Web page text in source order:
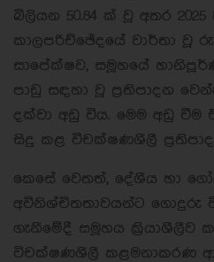
බිලියන 50.84 ක් වූ අතර
කාලපරිච්ඡේදයේ වාර්තා වූ
සාපේක්ෂව, සමූහයේ
පාඩු සඳහා වූ ප්‍රතිපාදන
දක්වා අඩු විය. මෙම අඩු වීම
සිදු කළ විචක්ෂණශීලී
කෙසේ වෙතත්, දේශීය හා
අවිනිශ්චිතතාවයන්ට ගොදුරු
ගැනීමේදී සමූහය ක්‍රියාශීලීව
විචක්ෂණශීලී කළමනාකරණ